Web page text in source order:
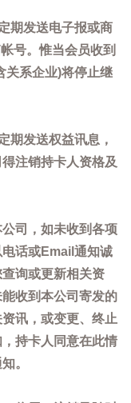
期发送电子报或商
号。惟当会员收到
关系企业)将停止继
期发送权益讯息，
注销持卡人资格及
司，如未收到各项
话或Email通知诚
询或更新相关资
收到本公司寄发的
讯，或变更、终止
持卡人同意在此情
。